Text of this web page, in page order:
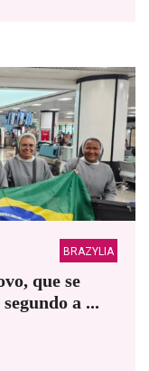
BRAZYLIA
que se
a ...